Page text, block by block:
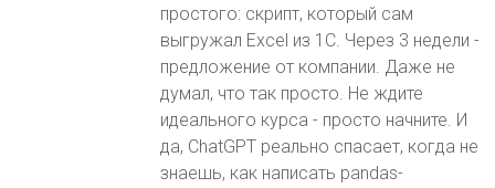
простого: скрипт, который сам
выгружал Excel из 1С. Через 3 недели -
предложение от компании. Даже не
думал, что так просто. Не ждите
идеального курса - просто начните. И
да, ChatGPT реально спасает, когда не
знаешь, как написать pandas-